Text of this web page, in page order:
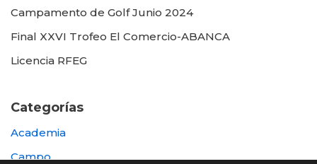
Campamento de Golf Junio 2024
Final XXVI Trofeo El Comercio-ABANCA
Licencia RFEG
Categorías
Academia
Campo